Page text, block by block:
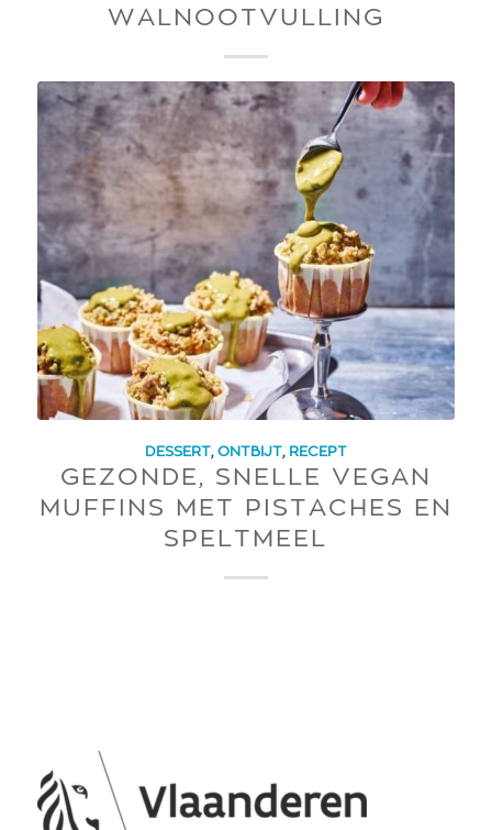
WALNOOTVULLING
DESSERT, ONTBIJT, RECEPT
GEZONDE, SNELLE VEGAN
MUFFINS MET PISTACHES EN
SPELTMEEL